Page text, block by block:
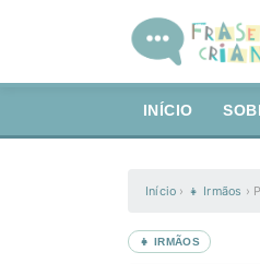
INÍCIO
Início › 👧 Irmãos ›
👧 IRMÃOS